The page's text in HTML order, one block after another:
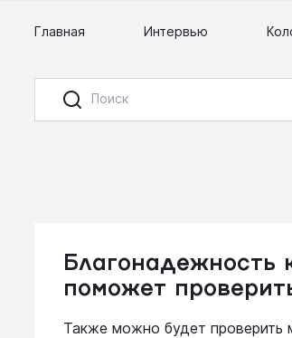
Главная Интервью
Благонадежность
поможет
Также можно будет проверить